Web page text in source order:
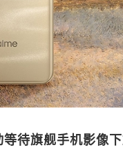
等待旗舰手机影像